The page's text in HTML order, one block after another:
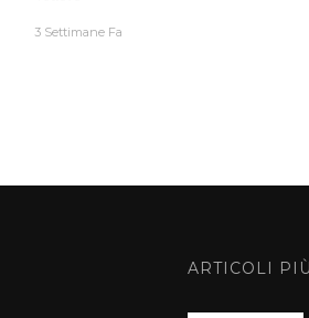
3 Settimane Fa
ARTICOLI